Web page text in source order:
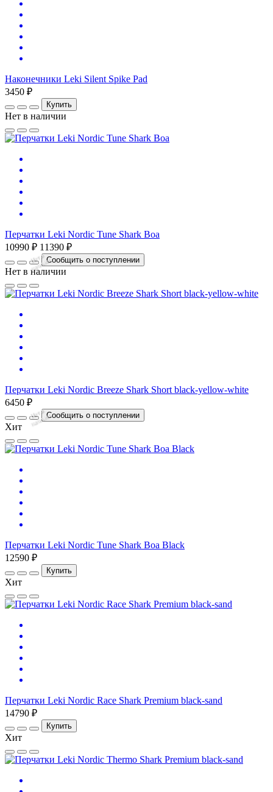
Наконечники Leki Silent Spike Pad
3450 ₽
Купить
Нет в наличии
Перчатки Leki Nordic Tune Shark Boa
Нет
в
на
л
и
ч
и
и
10990 ₽ 11390 ₽
Сообщить о поступлении
Нет в наличии
Перчатки Leki Nordic Breeze Shark Short black-yellow-white
Нет
в
на
л
и
ч
и
и
6450 ₽
Сообщить о поступлении
Хит
Перчатки Leki Nordic Tune Shark Boa Black
12590 ₽
Купить
Хит
Перчатки Leki Nordic Race Shark Premium black-sand
14790 ₽
Купить
Хит